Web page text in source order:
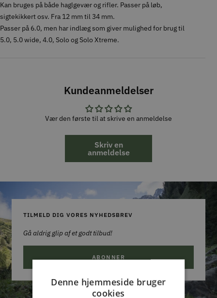
Kan bruges på både haglgevær og rifler. Passer på løb,
sigtekikkert osv. Fra 12 mm til 34 mm.
Passer på 6.0, men har indlæg som giver mulighed for brug til
5.0, 5.0 wide, 4.0, Solo og Solo Xtreme.
Kundeanmeldelser
Vær den første til at skrive en anmeldelse
Skriv en
anmeldelse
TILMELD DIG VORES NYHEDSBREV
Gå aldrig glip af et godt tilbud!
ABONNER
Denne hjemmeside bruger
cookies